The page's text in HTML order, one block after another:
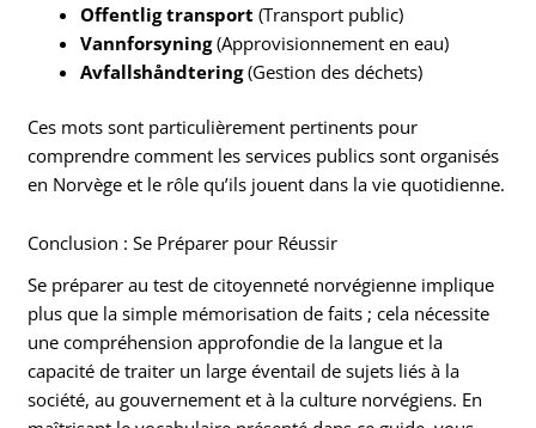
Offentlig transport (Transport public)
Vannforsyning(Approvisionnement en eau)
Avfallshåndtering(Gestion des déchets)
Ces mots sont particulièrement pertinents pour
comprendre comment les services publics sont organisés
en Norvège et le rôle qu’ils jouent dans la vie quotidienne.
Conclusion : Se Préparer pour Réussir
Se préparer au test de citoyenneté norvégienne implique
plus que la simple mémorisation de faits ; cela nécessite
une compréhension approfondie de la langue et la
capacité de traiter un large éventail de sujets liés à la
société, au gouvernement et à la culture norvégiens. En